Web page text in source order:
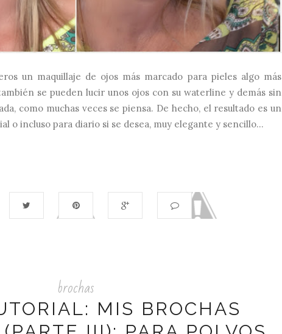
un maquillaje de ojos más marcado para pieles algo más
se pueden lucir unos ojos con su waterline y demás sin
como muchas veces se piensa. De hecho, el resultado es un
o incluso para diario si se desea, muy elegante y sencillo...
brochas
MIS BROCHAS